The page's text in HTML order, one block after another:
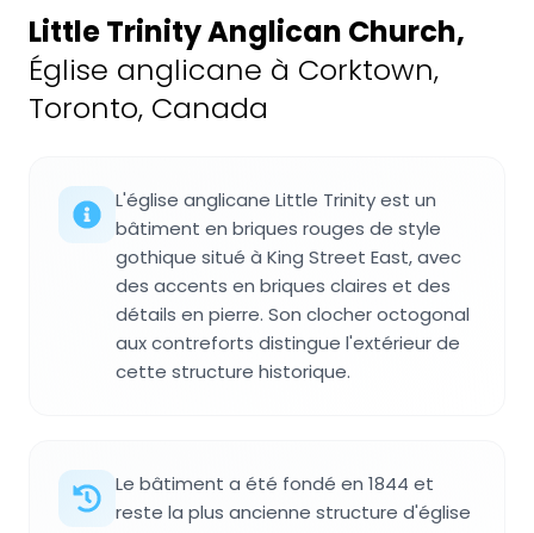
Little Trinity Anglican Church,
Église anglicane à Corktown,
Toronto, Canada
L'église anglicane Little Trinity est un
bâtiment en briques rouges de style
gothique situé à King Street East, avec
des accents en briques claires et des
détails en pierre. Son clocher octogonal
aux contreforts distingue l'extérieur de
cette structure historique.
Le bâtiment a été fondé en 1844 et
reste la plus ancienne structure d'église